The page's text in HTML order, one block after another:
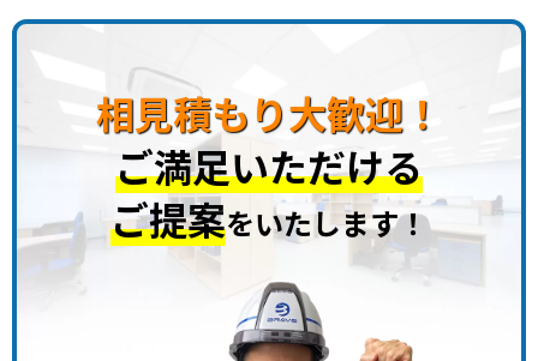
相見積もり大歓迎！
ご満足いただける
ご提案をいたします！